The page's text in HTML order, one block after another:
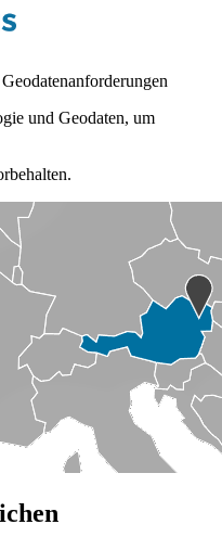
und Geodaten, um